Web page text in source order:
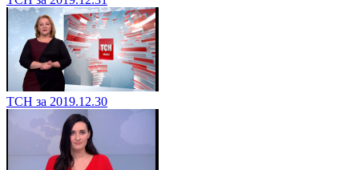
ТСН за 2019.12.30